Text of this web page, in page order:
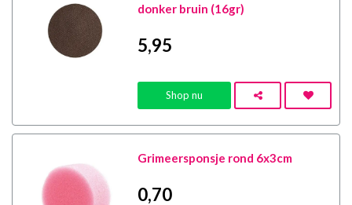
donker bruin (16gr)
5,95
Shop nu
Grimeersponsje rond 6x3cm
0,70